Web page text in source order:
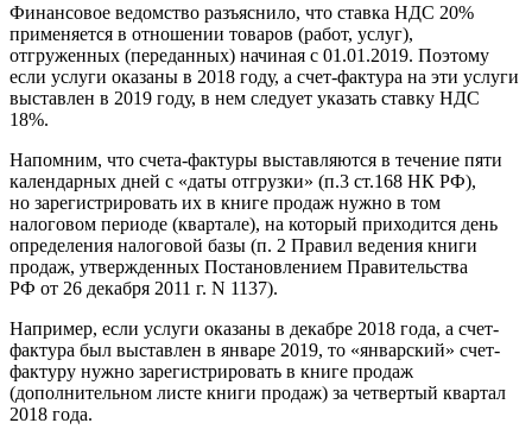
Финансовое ведомство разъяснило, что ставка НДС 20%
применяется в отношении товаров (работ, услуг),
отгруженных (переданных) начиная с 01.01.2019. Поэтому
если услуги оказаны в 2018 году, а счет-фактура на эти услуги
выставлен в 2019 году, в нем следует указать ставку НДС
18%.
Напомним, что счета-фактуры выставляются в течение пяти
календарных дней с «даты отгрузки» (п.3 ст.168 НК РФ),
но зарегистрировать их в книге продаж нужно в том
налоговом периоде (квартале), на который приходится день
определения налоговой базы (п. 2 Правил ведения книги
продаж, утвержденных Пос­та­нов­ле­ни­ем Правительства
РФ от 26 декабря 2011 г. N 1137).
Например, если услуги оказаны в декабре 2018 года, а счет-
фактура был выставлен в январе 2019, то «январский» счет-
фактуру нужно зарегистрировать в книге продаж
(дополнительном листе книги продаж) за четвертый квартал
2018 года.